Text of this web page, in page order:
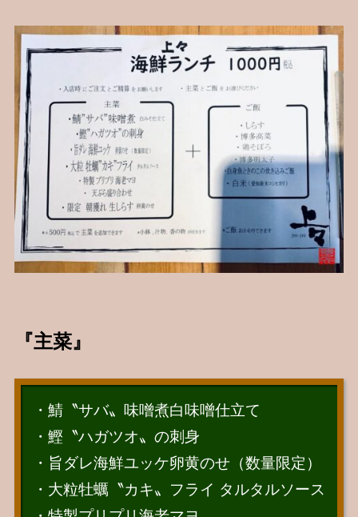
『主菜』
・鯖〝サバ〟味噌煮白味噌仕立て
・鰹〝ハガツオ〟の刺身
・旨ダレ海鮮ユッケ卵黄のせ（数量限定）
・大粒牡蠣〝カキ〟フライ タルタルソース